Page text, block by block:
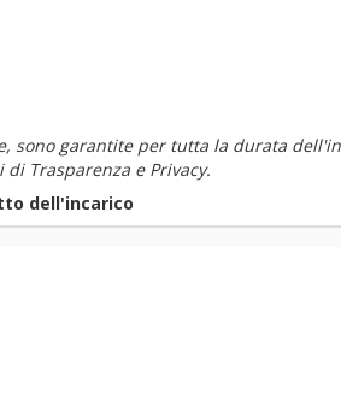
garantite per tutta la durata
Trasparenza e Privacy.
dell'incarico